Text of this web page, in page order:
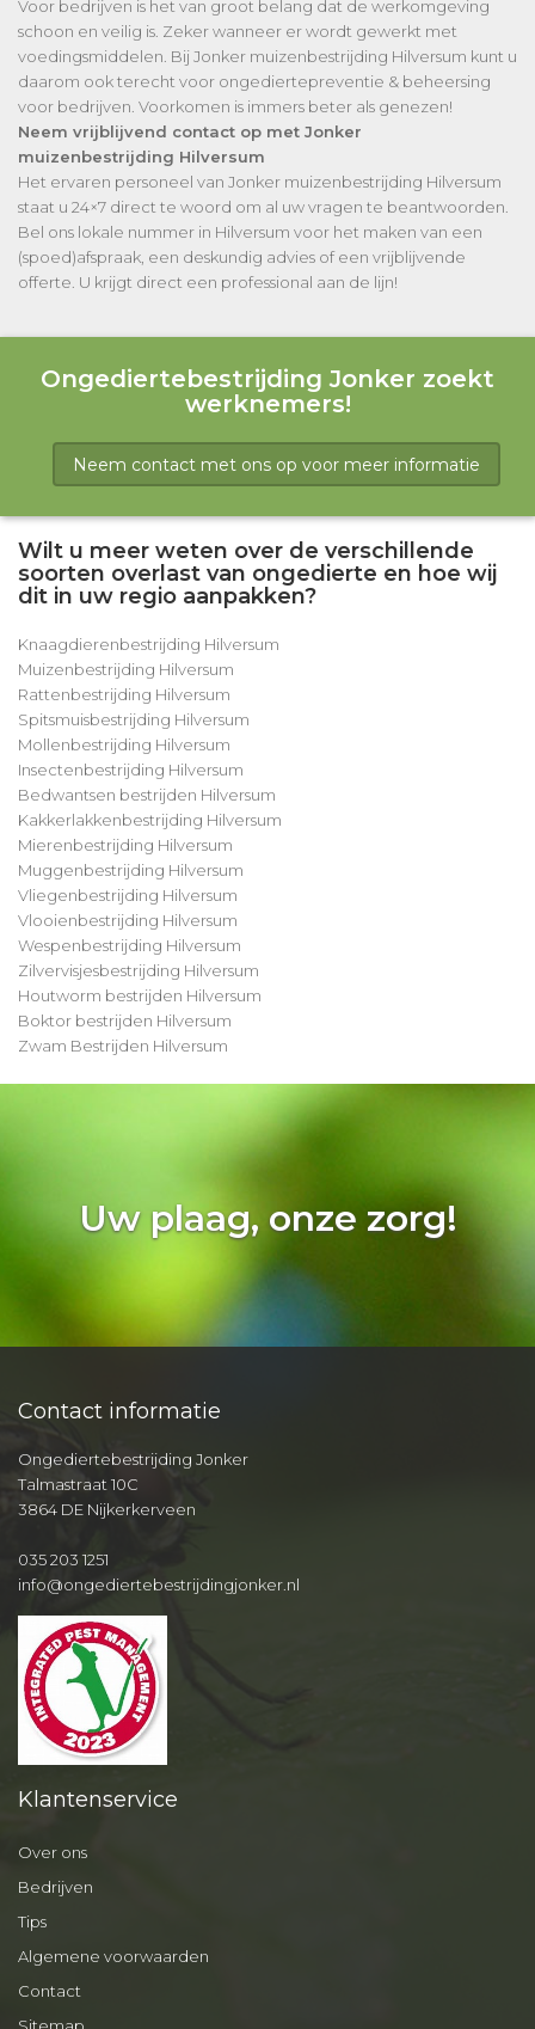
Voor bedrijven is het van groot belang dat de werkomgeving
schoon en veilig is. Zeker wanneer er wordt gewerkt met
voedingsmiddelen. Bij Jonker muizenbestrijding Hilversum kunt u
daarom ook terecht voor ongediertepreventie & beheersing
voor bedrijven. Voorkomen is immers beter als genezen!
Neem vrijblijvend contact op met Jonker
muizenbestrijding Hilversum
Het ervaren personeel van Jonker muizenbestrijding Hilversum
staat u 24×7 direct te woord om al uw vragen te beantwoorden.
Bel ons lokale nummer in Hilversum voor het maken van een
(spoed)afspraak, een deskundig advies of een vrijblijvende
offerte. U krijgt direct een professional aan de lijn!
Ongediertebestrijding Jonker zoekt
werknemers!
Neem contact met ons op voor meer informatie
Wilt u meer weten over de verschillende
soorten overlast van ongedierte en hoe wij
dit in uw regio aanpakken?
Knaagdierenbestrijding Hilversum
Muizenbestrijding Hilversum
Rattenbestrijding Hilversum
Spitsmuisbestrijding Hilversum
Mollenbestrijding Hilversum
Insectenbestrijding Hilversum
Bedwantsen bestrijden Hilversum
Kakkerlakkenbestrijding Hilversum
Mierenbestrijding Hilversum
Muggenbestrijding Hilversum
Vliegenbestrijding Hilversum
Vlooienbestrijding Hilversum
Wespenbestrijding Hilversum
Zilvervisjesbestrijding Hilversum
Houtworm bestrijden Hilversum
Boktor bestrijden Hilversum
Zwam Bestrijden Hilversum
Uw plaag, onze zorg!
Contact informatie
Ongediertebestrijding Jonker
Talmastraat 10C
3864 DE Nijkerkerveen
035 203 1251
info@ongediertebestrijdingjonker.nl
Klantenservice
Over ons
Bedrijven
Tips
Algemene voorwaarden
Contact